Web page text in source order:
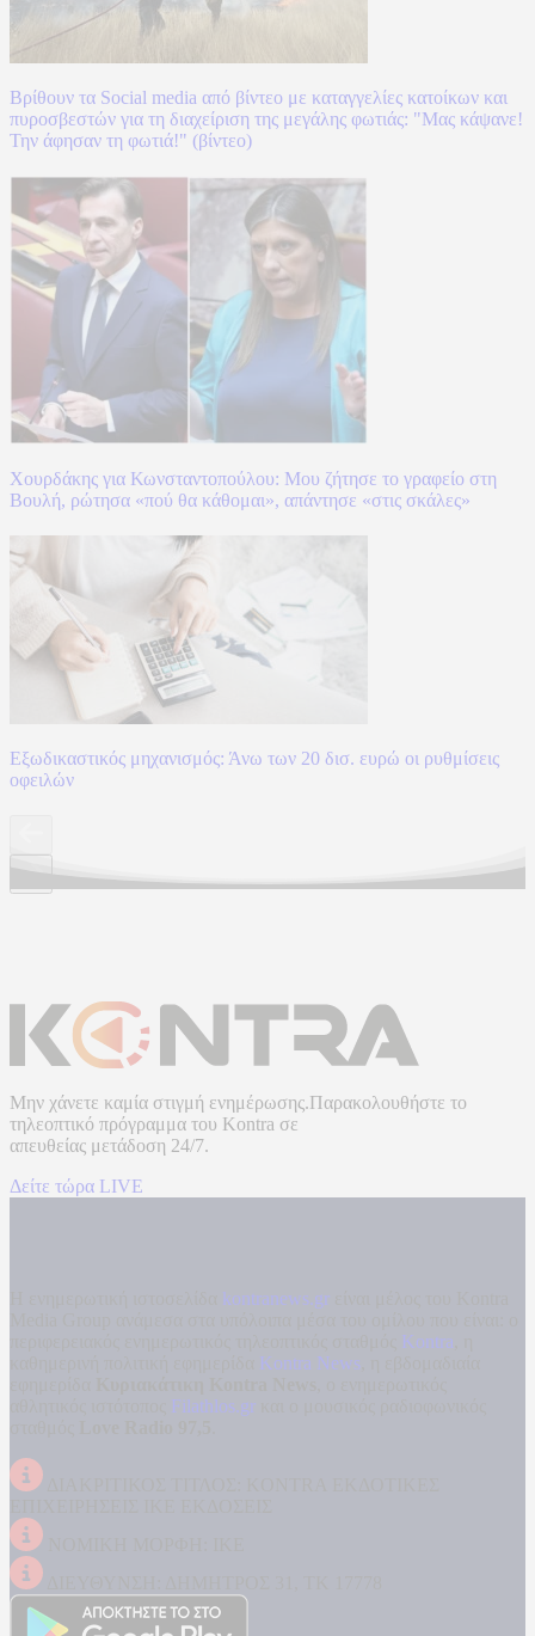
Βρίθουν τα Social media από βίντεο με καταγγελίες κατοίκων και
πυροσβεστών για τη διαχείριση της μεγάλης φωτιάς: "Μας κάψανε!
Την άφησαν τη φωτιά!" (βίντεο)
Χουρδάκης για Κωνσταντοπούλου: Μου ζήτησε το γραφείο στη
Βουλή, ρώτησα «πού θα κάθομαι», απάντησε «στις σκάλες»
Εξωδικαστικός μηχανισμός: Άνω των 20 δισ. ευρώ οι ρυθμίσεις
οφειλών
Μην χάνετε καμία στιγμή ενημέρωσης.Παρακολουθήστε το
τηλεοπτικό πρόγραμμα του Kontra σε
απευθείας μετάδοση 24/7.
Δείτε τώρα LIVE
kontranews.gr
Kontra
Kontra News
Filathlos.gr